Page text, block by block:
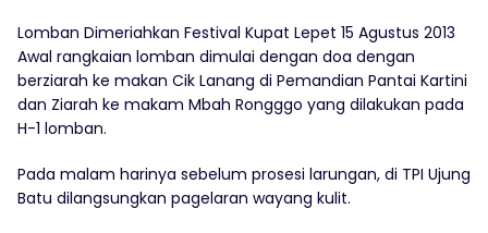
Lomban Dimeriahkan Festival Kupat Lepet 15 Agustus 2013
Awal rangkaian lomban dimulai dengan doa dengan
berziarah ke makan Cik Lanang di Pemandian Pantai Kartini
dan Ziarah ke makam Mbah Rongggo yang dilakukan pada
H-1 lomban.
Pada malam harinya sebelum prosesi larungan, di TPI Ujung
Batu dilangsungkan pagelaran wayang kulit.